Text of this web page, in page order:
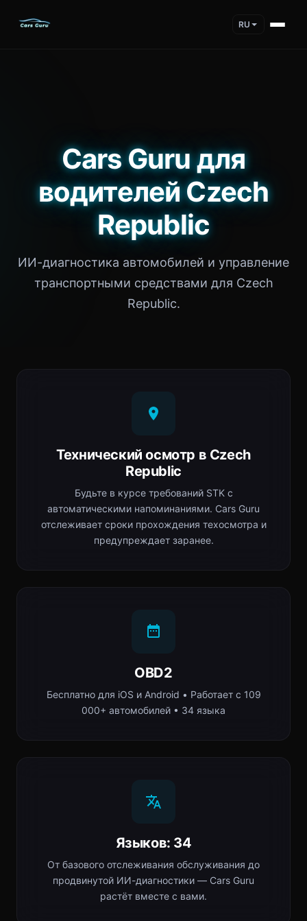
RU
Cars Guru для
водителей Czech
Republic
ИИ-диагностика автомобилей и управление
транспортными средствами для Czech
Republic.
Технический осмотр в Czech
Republic
Будьте в курсе требований STK с
автоматическими напоминаниями. Cars Guru
отслеживает сроки прохождения техосмотра и
предупреждает заранее.
OBD2
Бесплатно для iOS и Android • Работает с 109
000+ автомобилей • 34 языка
Языков: 34
От базового отслеживания обслуживания до
продвинутой ИИ-диагностики — Cars Guru
растёт вместе с вами.